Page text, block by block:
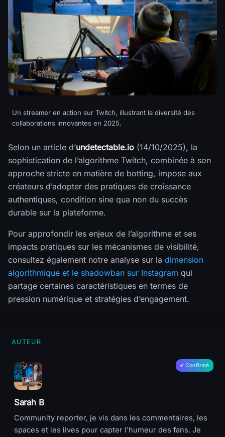
Un streamer en action sur Twitch, illustrant la diversité des
collaborations innovantes en 2025.
Selon un article d’undetectable.io (14/10/2025), la
sophistication de l’algorithme Twitch, combinée à son
approche stricte en matière de botting, impose aux
créateurs d’adopter des pratiques de croissance
authentiques, condition sine qua non du succès
durable sur la plateforme.
Pour approfondir les enjeux de l’algorithme et ses
impacts pratiques sur les mécanismes de visibilité,
consultez également notre analyse sur la dimension
algorithmique et le shadowban sur Instagram qui
partage certaines caractéristiques en termes de
pression numérique et stratégies d’engagement.
AUTEUR
Sarah B
Community reporter, je vis dans les commentaires, les
spaces et les lives pour capter l’humeur des fans. Je